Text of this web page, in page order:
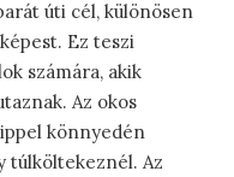
úti cél, különösen
Ez teszi
számára, akik
Az okos
könnyedén
túlköltekeznél. Az